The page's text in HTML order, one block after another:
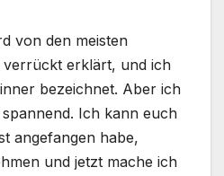
von den meisten
verrückt erklärt, und ich
bezeichnet. Aber ich
Ich kann euch
angefangen habe,
und jetzt mache ich